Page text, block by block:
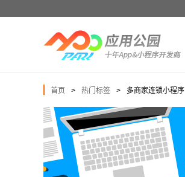
首页 > 热门标签 > 多商家连锁小程序